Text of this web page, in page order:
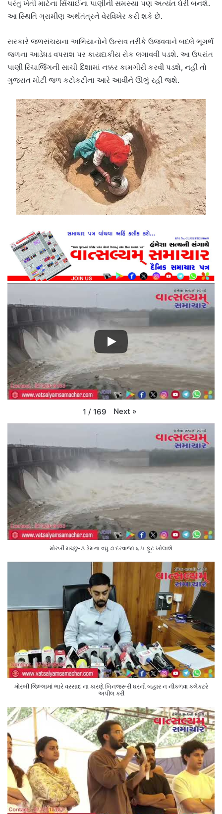
પરંતુ ખેતી માટેના સિંચાઈના પાણીની સમસ્યા પણ અત્યંત ઘેરી બનશે.
આ સ્થિતિ ગ્રામીણ અર્થતંત્રને વેરવિખેર કરી શકે છે.
સરકારે જળસંચયના અભિયાનોને ઉત્સવ તરીકે ઉજવવાને બદલે ભૂગર્ભ
જળના આડેધડ વપરાશ પર કાયદાકીય રોક લગાવવી પડશે. આ ઉપરાંત
પાણી રિચાર્જિંગની સાચી દિશામાં નક્કર કામગીરી કરવી પડશે, નહીં તો
ગુજરાત મોટી જળ કટોકટીના આરે આવીને ઊભું રહી જશે.
1 / 169 Next »
મોરબી મચ્છુ-૩ ડેમના વઘુ ૭ દરવાજા ૬.૫ ફૂટ ખોલાશે
મોરબી જિલ્લામાં ભારે વરસાદ ના કારણે બિનજરૂરી ઘરની બહાર ન નીકળવા કલેક્ટરે
અપીલ કરી